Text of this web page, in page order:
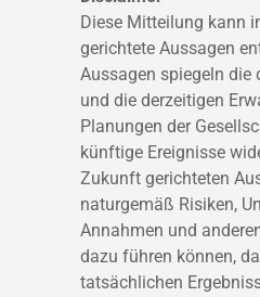
Diese Mitteilung kann
gerichtete Aussagen
Aussagen spiegeln die
und die derzeitigen
Planungen der
künftige Ereignisse
Zukunft gerichteten
naturgemäß Risiken,
Annahmen und
dazu führen können,
tatsächlichen